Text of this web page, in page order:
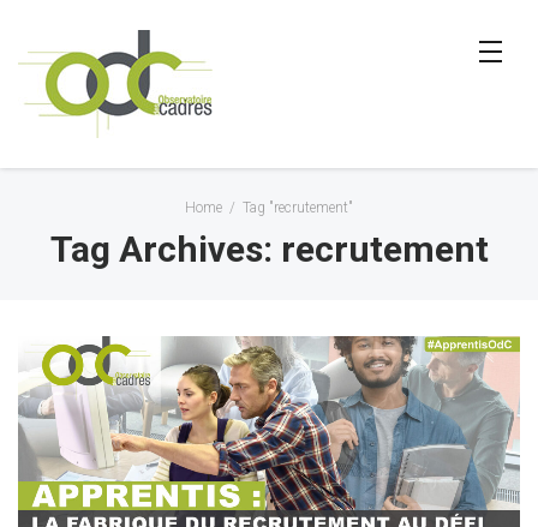
Home / Tag "recrutement"
Tag Archives: recrutement